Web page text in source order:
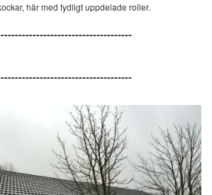
här med tydligt uppdelade roller.